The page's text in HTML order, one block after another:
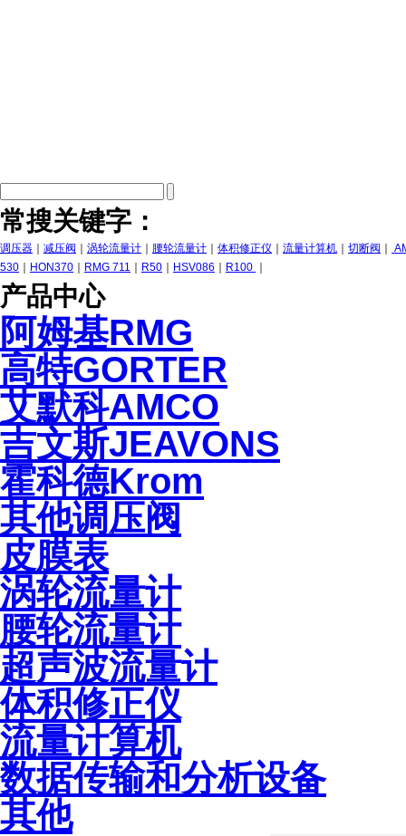
常搜关键字：
调压器 减压阀 涡轮流量计 腰轮流量计 体积修正仪 流量计算机 切断阀
530
HON370 RMG 711 R50 HSV086 R100
产品中心
阿姆基RMG
高特GORTER
艾默科AMCO
吉文斯JEAVONS
霍科德Krom
其他调压阀
皮膜表
涡轮流量计
腰轮流量计
超声波流量计
体积修正仪
流量计算机
数据传输和分析设备
其他